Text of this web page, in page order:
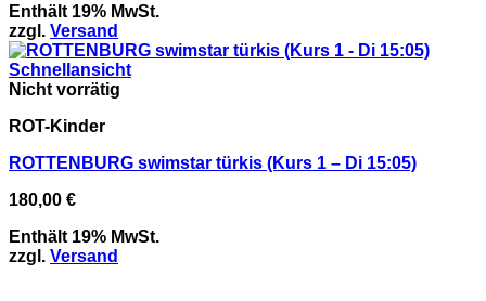
war:
180,00 €
ist:
Enthält 19% MwSt.
zzgl. Versand
Schnellansicht
Nicht vorrätig
ROT-Kinder
ROTTENBURG swimstar türkis (Kurs 1 – Di 15:05)
180,00 €
Enthält 19% MwSt.
zzgl. Versand